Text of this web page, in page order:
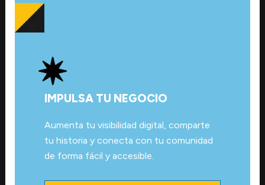
IMPULSA TU NEGOCIO
Aumenta tu visibilidad digital, comparte
tu historia y conecta con tu comunidad
de forma fácil y accesible.